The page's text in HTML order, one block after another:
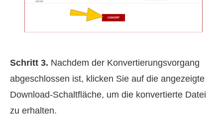
Schritt 3. Nachdem der Konvertierungsvorgang
abgeschlossen ist, klicken Sie auf die angezeigte
Download‑Schaltfläche, um die konvertierte Datei
zu erhalten.